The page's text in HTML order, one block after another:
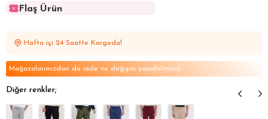
Flaş Ürün
Flaş Ürün
Hafta içi 24 Saatte Kargoda!
Mağazalarımızdan da iade ve değişim yapabilirsiniz
Diğer renkler;